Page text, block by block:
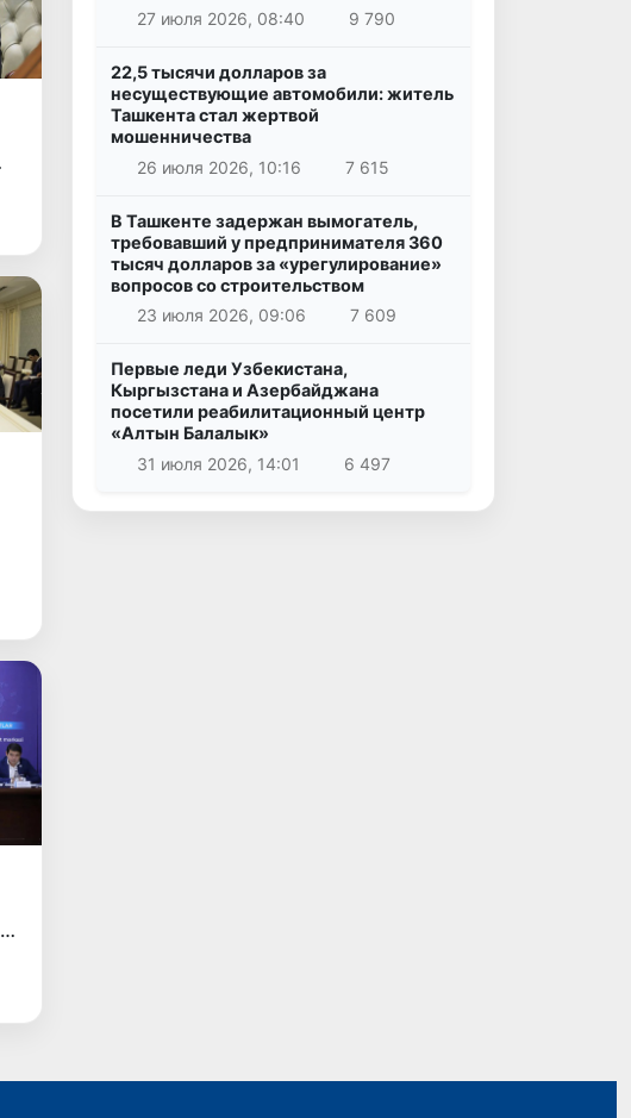
27 июля 2026, 08:40
9 790
22,5 тысячи долларов за
несуществующие автомобили: житель
Ташкента стал жертвой
мошенничества
26 июля 2026, 10:16
7 615
В Ташкенте задержан вымогатель,
требовавший у предпринимателя 360
тысяч долларов за «урегулирование»
вопросов со строительством
23 июля 2026, 09:06
7 609
Первые леди Узбекистана,
Кыргызстана и Азербайджана
посетили реабилитационный центр
«Алтын Балалык»
31 июля 2026, 14:01
6 497